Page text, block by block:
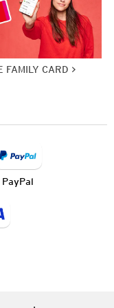
FAMILY CARD
PayPal